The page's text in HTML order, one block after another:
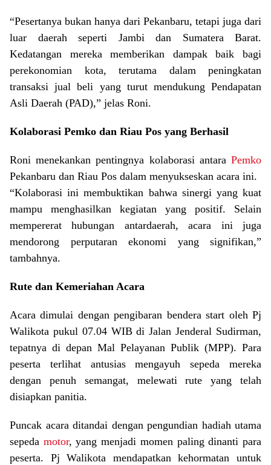
“Pesertanya bukan hanya dari Pekanbaru, tetapi juga dari
luar daerah seperti Jambi dan Sumatera Barat.
Kedatangan mereka memberikan dampak baik bagi
perekonomian kota, terutama dalam peningkatan
transaksi jual beli yang turut mendukung Pendapatan
Asli Daerah (PAD),” jelas Roni.
Kolaborasi Pemko dan Riau Pos yang Berhasil
Roni menekankan pentingnya kolaborasi antara Pemko
Pekanbaru dan Riau Pos dalam menyukseskan acara ini.
“Kolaborasi ini membuktikan bahwa sinergi yang kuat
mampu menghasilkan kegiatan yang positif. Selain
mempererat hubungan antardaerah, acara ini juga
mendorong perputaran ekonomi yang signifikan,”
tambahnya.
Rute dan Kemeriahan Acara
Acara dimulai dengan pengibaran bendera start oleh Pj
Walikota pukul 07.04 WIB di Jalan Jenderal Sudirman,
tepatnya di depan Mal Pelayanan Publik (MPP). Para
peserta terlihat antusias mengayuh sepeda mereka
dengan penuh semangat, melewati rute yang telah
disiapkan panitia.
Puncak acara ditandai dengan pengundian hadiah utama
sepeda motor, yang menjadi momen paling dinanti para
peserta. Pj Walikota mendapatkan kehormatan untuk